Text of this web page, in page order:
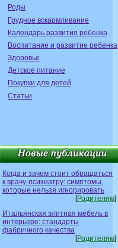
Роды
Грудное вскармливание
Календарь развития ребенка
Воспитание и развитие ребенка
Здоровье
Детское питание
Покупки для детей
Статьи
Когда и зачем стоит обращаться
к врачу-психиатру: симптомы,
которые нельзя игнорировать
[Родителям]
Итальянская элитная мебель в
интерьере: стандарты
фабричного качества
[Родителям]